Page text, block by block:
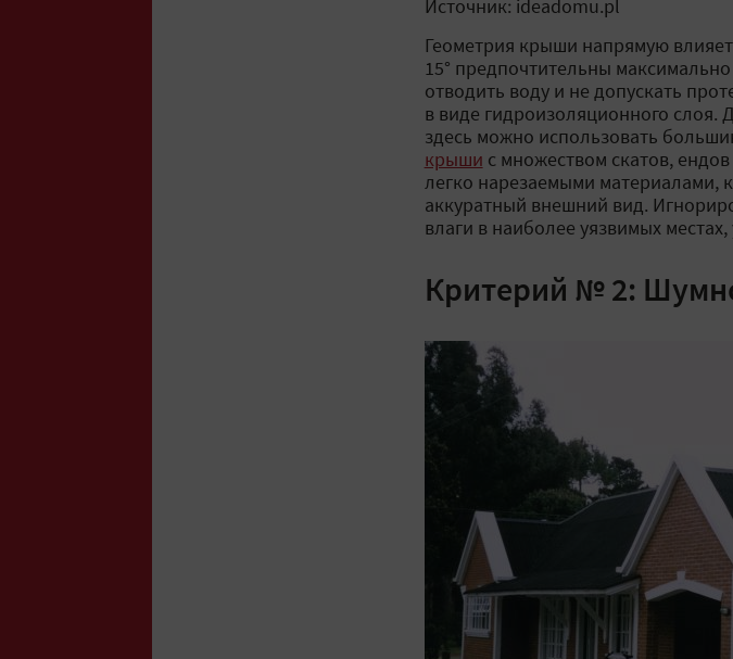
Источник: ideadomu.pl
Геометрия крыши напрямую
15° предпочтительны
отводить воду и не допускать
в виде гидроизоляционного слоя.
здесь можно использовать
крыши с множеством скатов,
легко нарезаемыми материалами,
аккуратный внешний вид.
влаги в наиболее уязвимых
Критерий № 2: